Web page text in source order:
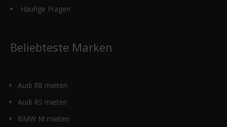
Häufige Fragen
Beliebteste Marken
Audi R8 mieten
Audi RS mieten
BMW M mieten